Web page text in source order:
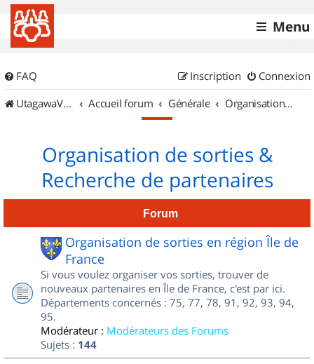
Menu
FAQ Connexion
Inscription
UtagawaVTT (Randos VTT et VTTAE avec traces GPS)
Accueil forum Générale Organisation de sorties & Recherche de partenaires
Organisation de sorties &
Recherche de partenaires
Forum
Organisation de sorties en région Île de
France
Si vous voulez organiser vos sorties, trouver de
nouveaux partenaires en Île de France, c'est par ici.
Départements concernés : 75, 77, 78, 91, 92, 93, 94,
95.
Modérateur : Modérateurs des Forums
Sujets : 144